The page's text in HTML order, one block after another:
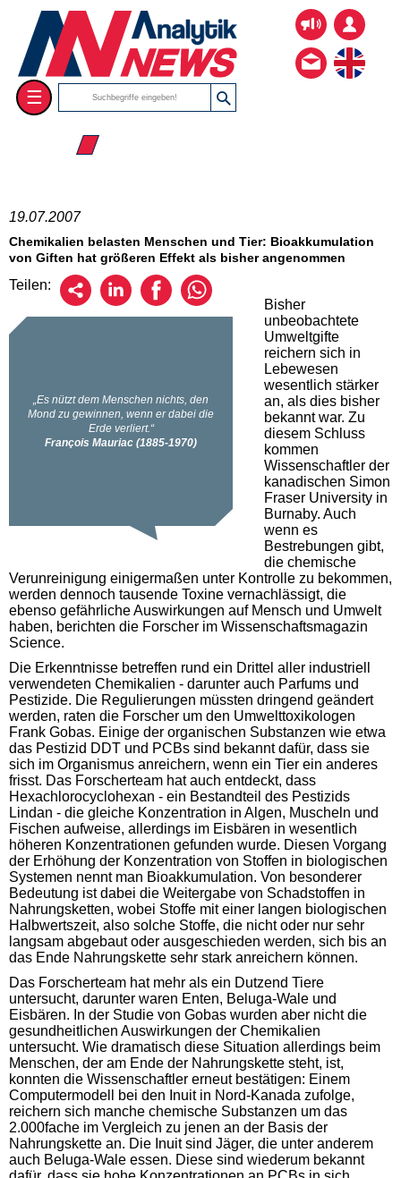
☰
☰ 2007
19.07.2007
Chemikalien belasten Menschen und Tier: Bioakkumulation
von Giften hat größeren Effekt als bisher angenommen
Teilen:
Bisher
unbeobachtete
Umweltgifte
reichern sich in
Lebewesen
wesentlich stärker
an, als dies bisher
bekannt war. Zu
diesem Schluss
kommen
Wissenschaftler der
kanadischen Simon
Fraser University in
Burnaby. Auch
wenn es
Bestrebungen gibt,
die chemische
Verunreinigung einigermaßen unter Kontrolle zu bekommen,
werden dennoch tausende Toxine vernachlässigt, die
ebenso gefährliche Auswirkungen auf Mensch und Umwelt
haben, berichten die Forscher im Wissenschaftsmagazin
Science.
Die Erkenntnisse betreffen rund ein Drittel aller industriell
verwendeten Chemikalien - darunter auch Parfums und
Pestizide. Die Regulierungen müssten dringend geändert
werden, raten die Forscher um den Umwelttoxikologen
Frank Gobas. Einige der organischen Substanzen wie etwa
das Pestizid DDT und PCBs sind bekannt dafür, dass sie
sich im Organismus anreichern, wenn ein Tier ein anderes
frisst. Das Forscherteam hat auch entdeckt, dass
Hexachlorocyclohexan - ein Bestandteil des Pestizids
Lindan - die gleiche Konzentration in Algen, Muscheln und
Fischen aufweise, allerdings im Eisbären in wesentlich
höheren Konzentrationen gefunden wurde. Diesen Vorgang
der Erhöhung der Konzentration von Stoffen in biologischen
Systemen nennt man Bioakkumulation. Von besonderer
Bedeutung ist dabei die Weitergabe von Schadstoffen in
Nahrungsketten, wobei Stoffe mit einer langen biologischen
Halbwertszeit, also solche Stoffe, die nicht oder nur sehr
langsam abgebaut oder ausgeschieden werden, sich bis an
das Ende Nahrungskette sehr stark anreichern können.
Das Forscherteam hat mehr als ein Dutzend Tiere
untersucht, darunter waren Enten, Beluga-Wale und
Eisbären. In der Studie von Gobas wurden aber nicht die
gesundheitlichen Auswirkungen der Chemikalien
untersucht. Wie dramatisch diese Situation allerdings beim
Menschen, der am Ende der Nahrungskette steht, ist,
konnten die Wissenschaftler erneut bestätigen: Einem
Computermodell bei den Inuit in Nord-Kanada zufolge,
reichern sich manche chemische Substanzen um das
2.000fache im Vergleich zu jenen an der Basis der
Nahrungskette an. Die Inuit sind Jäger, die unter anderem
auch Beluga-Wale essen. Diese sind wiederum bekannt